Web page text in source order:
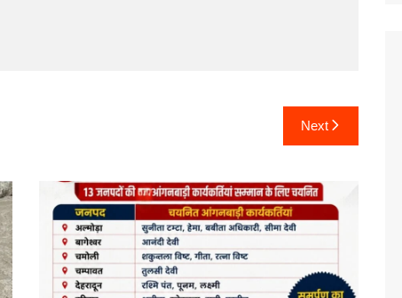
Next